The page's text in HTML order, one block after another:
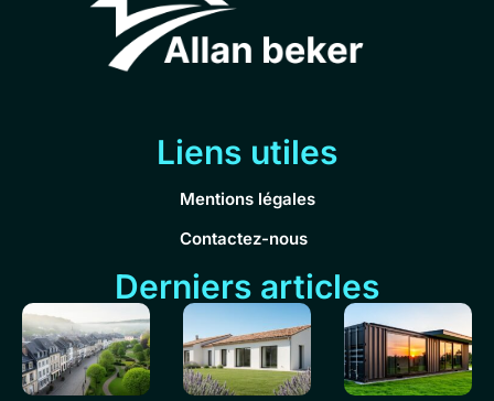
Liens utiles
Mentions légales
Contactez-nous
Derniers articles